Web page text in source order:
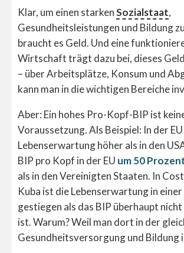
Klar, um einen starkenSozialstaat,
Gesundheitsleistungen und Bildung
braucht es Geld. Und eine
Wirtschaft trägt dazu bei, dieses
– über Arbeitsplätze, Konsum und
kann man in die wichtigen Bereiche
Aber: Ein hohes Pro-Kopf-BIP ist
Voraussetzung. Als Beispiel: In der
Lebenserwartung höher als in den
BIP pro Kopf in der EU um 50
als in den Vereinigten Staaten. In
Kuba ist die Lebenserwartung in
gestiegen als das BIP überhaupt
ist. Warum? Weil man dort in der
Gesundheitsversorgung und Bildung